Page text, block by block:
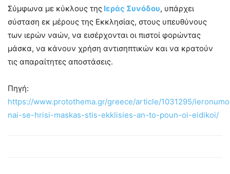
Σύμφωνα με κύκλους της Ιεράς Συνόδου, υπάρχει
σύσταση εκ μέρους της Εκκλησίας, στους υπευθύνους
των ιερών ναών, να εισέρχονται οι πιστοί φορώντας
μάσκα, να κάνουν χρήση αντισηπτικών και να κρατούν
τις απαραίτητες αποστάσεις.
Πηγή:
https://www.protothema.gr/greece/article/1031295/
nai-se-hrisi-maskas-stis-ekklisies-an-to-poun-oi-eidikoi/